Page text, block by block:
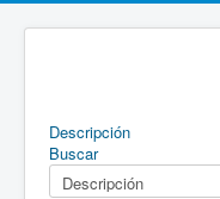
Descripción
Buscar